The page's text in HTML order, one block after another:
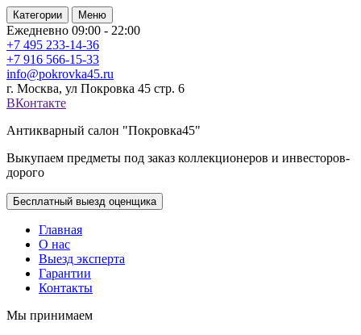
Категории Меню
Ежедневно 09:00 - 22:00
+7 495 233-14-36
+7 916 566-15-33
info@pokrovka45.ru
г. Москва, ул Покровка 45 стр. 6
ВКонтакте
Антикварный салон "Покровка45"
Выкупаем предметы под заказ коллекционеров и инвесторов-
дорого
Бесплатный выезд оценщика
Главная
О нас
Выезд эксперта
Гарантии
Контакты
Мы принимаем